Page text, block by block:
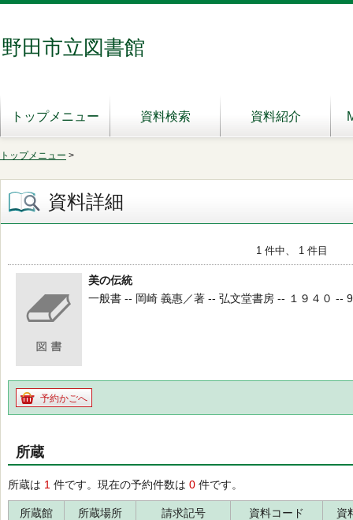
野田市立図書館
トップメニュー 資料検索 資料紹介
トップメニュー >
資料詳細
1 件中、 1 件目
美の伝統
一般書 -- 岡崎 義惠／著 -- 弘文堂書房 -- １９４０ --
予約かごへ
所蔵
所蔵は 1 件です。現在の予約件数は 0 件です。
所蔵館 所蔵場所 請求記号 資料コード 資